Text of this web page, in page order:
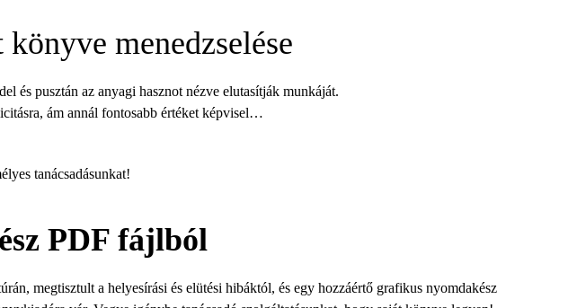
menedzselése
és pusztán az anyagi hasznot nézve elutasítják munkáját.
ám annál fontosabb értéket képvisel…
tanácsadásunkat!
PDF fájlból
megtisztult a helyesírási és elütési hibáktól, és egy hozzáértő grafikus nyomdakész